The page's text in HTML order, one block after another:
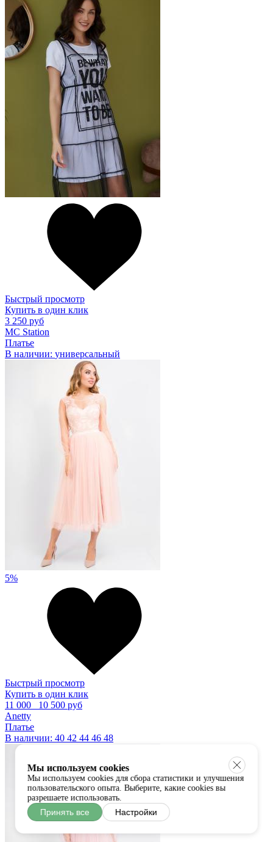
Быстрый просмотр
Купить в один клик
3 250 руб
MC Station
Платье
В наличии: универсальный
5%
Быстрый просмотр
Купить в один клик
11 000
10 500 руб
Anetty
Платье
В наличии: 40 42 44 46 48
Мы используем cookies
Мы используем cookies для сбора статистики и улучшения
пользовательского опыта. Выберите, какие cookies вы
разрешаете использовать.
Принять все Настройки